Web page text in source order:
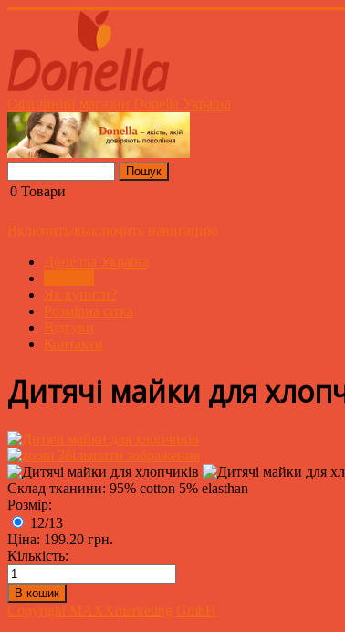
Офіційний магазин Donella Україна
0 Товари
Включить/выключить навигацию
Донелла Україна
Як купити?
Розмірна сітка
Відгуки
Контакти
Дитячі майки для
Збільшити зображення
Склад тканини: 95% cotton 5% elasthan
Розмір:
12/13
Ціна: 199.20 грн.
Кількість:
Copyright MAXXmarketing GmbH